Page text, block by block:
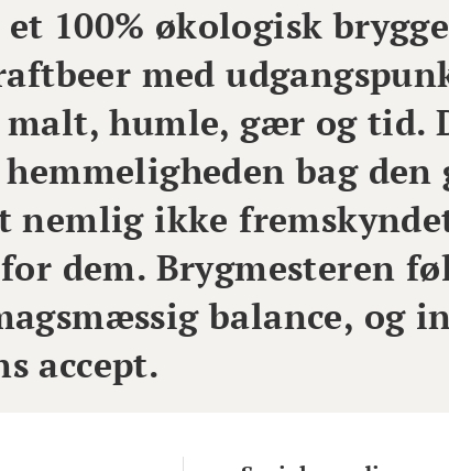
100% økologisk
med
humle, gær og tid.
bag den
nemlig ikke
dem. Brygmesteren
balance, og
accept.